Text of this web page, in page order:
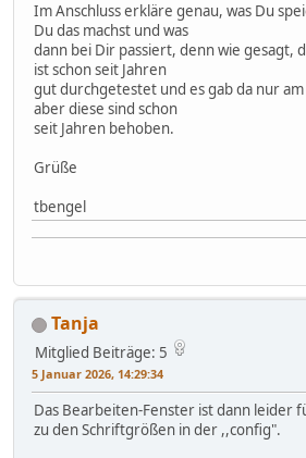
Im Anschluss erkläre genau, was Du
Du das machst und was
dann bei Dir passiert, denn wie gesagt,
ist schon seit Jahren
gut durchgetestet und es gab da nur
aber diese sind schon
seit Jahren behoben.
Grüße
tbengel
Tanja
Mitglied Beiträge: 5
5 Januar 2026, 14:29:34
Das Bearbeiten-Fenster ist dann leider
zu den Schriftgrößen in der ,,config".